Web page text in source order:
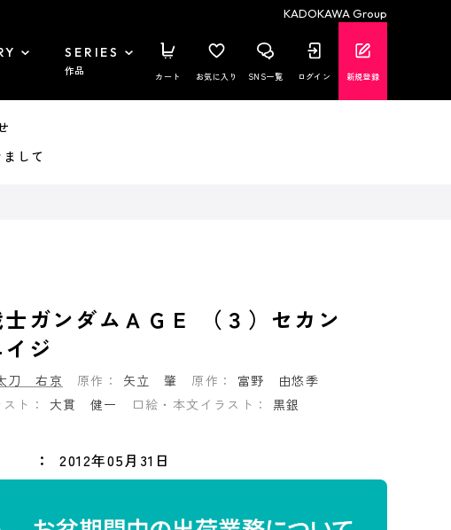
KADOKAWA Group
SERIES
作品 カート お気に入り SNS一覧 ログイン 新規登録
して
ガンダムＡＧＥ （３）セカン
イジ
刀 右京 原作： 矢立 肇 原作：
富野 由悠季
ト：
大貫 健一 口絵・本文イラスト： 黒銀
2012年05月31日